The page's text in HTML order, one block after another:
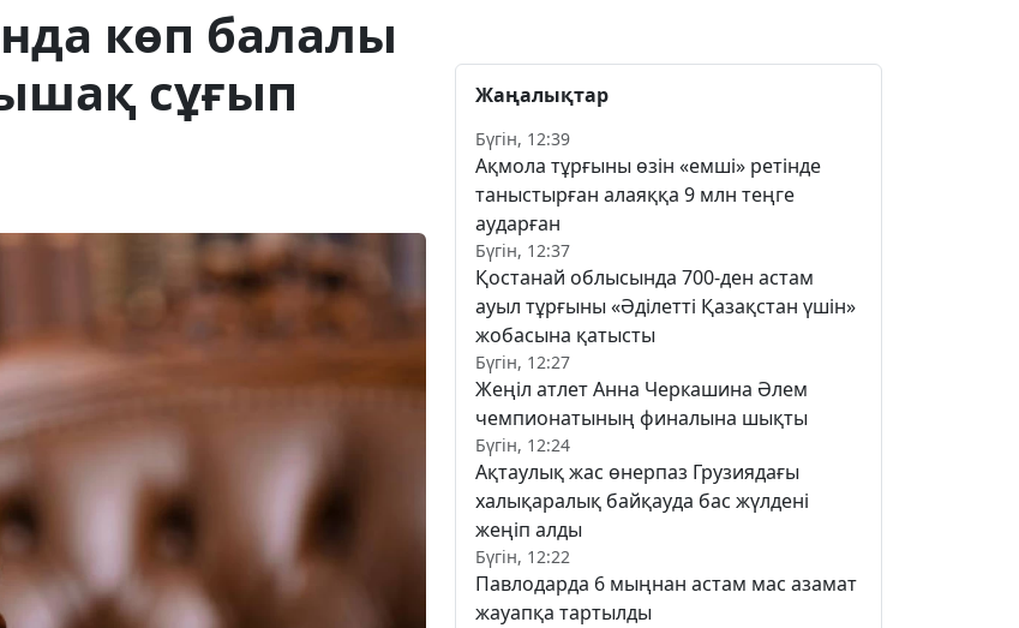
көп балалы
сұғып
Жаңалықтар
Бүгін, 12:39
Ақмола тұрғыны өзін «емші» ретінде
таныстырған алаяққа 9 млн теңге
аударған
Бүгін, 12:37
Қостанай облысында 700-ден астам
ауыл тұрғыны «Әділетті Қазақстан үшін»
жобасына қатысты
Бүгін, 12:27
Жеңіл атлет Анна Черкашина Әлем
чемпионатының финалына шықты
Бүгін, 12:24
Ақтаулық жас өнерпаз Грузиядағы
халықаралық байқауда бас жүлдені
жеңіп алды
Бүгін, 12:22
Павлодарда 6 мыңнан астам мас азамат
жауапқа тартылды